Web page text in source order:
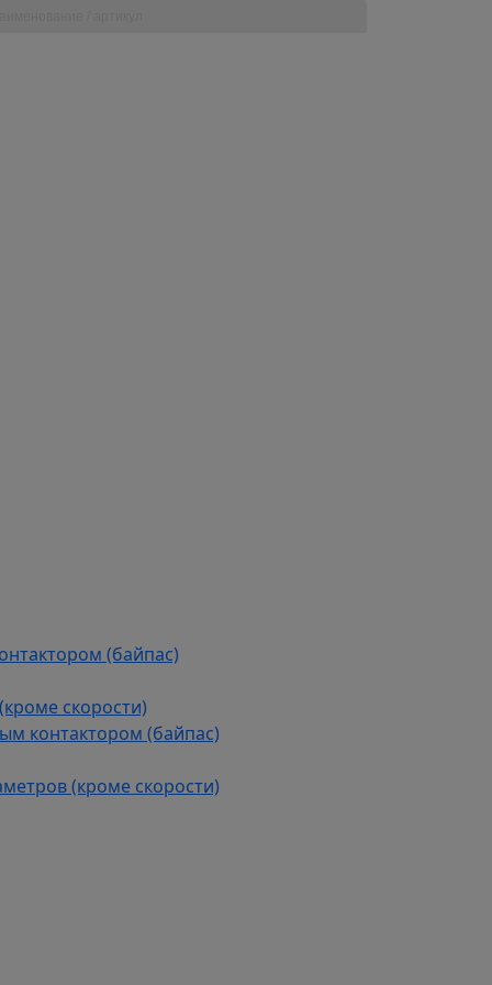
(байпас)
скорости)
контактором (байпас)
(кроме скорости)